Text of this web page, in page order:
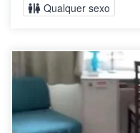
Qualquer sexo